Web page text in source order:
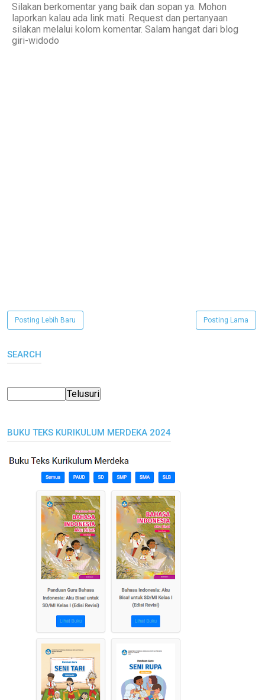
Silakan berkomentar yang baik dan sopan ya. Mohon
laporkan kalau ada link mati. Request dan pertanyaan
silakan melalui kolom komentar. Salam hangat dari blog
giri-widodo
Posting Lebih Baru Posting Lama
SEARCH
BUKU TEKS KURIKULUM MERDEKA 2024